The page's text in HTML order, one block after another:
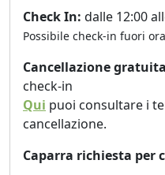
Check In: dalle 12:00
Possibile check-in fuori
Cancellazione gratuita
check-in
Qui puoi consultare i
cancellazione.
Caparra richiesta per